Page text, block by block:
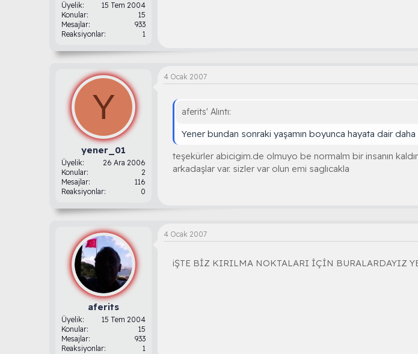
Üyelik
15 Tem 2004
Konular
15
Mesajlar
933
Reaksiyonlar
1
Y
yener_01
Üyelik
26 Ara 2006
Konular
2
Mesajlar
116
Reaksiyonlar
0
4 Ocak 2007
aferits' Alıntı:
Yener bundan sonraki yaşamın boyunca hayata dair
teşekürler abicigim.de olmuyo be normalm bir insanın
arkadaşlar var. sizler var olun emi saglıcakla
aferits
Üyelik
15 Tem 2004
Konular
15
Mesajlar
933
Reaksiyonlar
1
4 Ocak 2007
iŞTE BİZ KIRILMA NOKTALARI İÇİN BURALARDAYIZ